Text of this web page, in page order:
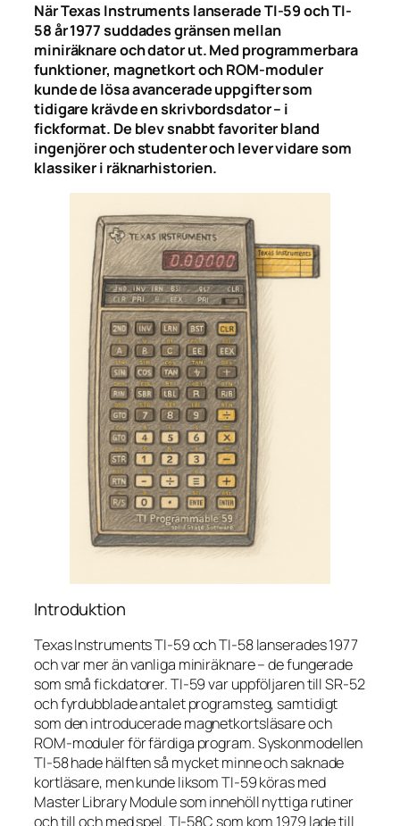
När Texas Instruments lanserade TI-59 och TI-
58 år 1977 suddades gränsen mellan
miniräknare och dator ut. Med programmerbara
funktioner, magnetkort och ROM-moduler
kunde de lösa avancerade uppgifter som
tidigare krävde en skrivbordsdator – i
fickformat. De blev snabbt favoriter bland
ingenjörer och studenter och lever vidare som
klassiker i räknarhistorien.
Introduktion
Texas Instruments TI-59 och TI-58 lanserades 1977
och var mer än vanliga miniräknare – de fungerade
som små fickdatorer. TI-59 var uppföljaren till SR-52
och fyrdubblade antalet programsteg, samtidigt
som den introducerade magnetkortsläsare och
ROM-moduler för färdiga program. Syskonmodellen
TI-58 hade hälften så mycket minne och saknade
kortläsare, men kunde liksom TI-59 köras med
Master Library Module som innehöll nyttiga rutiner
och till och med spel. TI-58C som kom 1979 lade till